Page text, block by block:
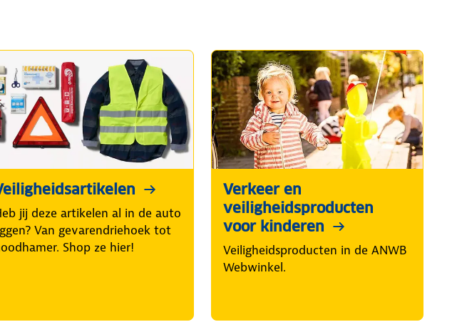
jij deze artikelen al in de auto
Van gevarendriehoek tot
Shop ze hier!
Verkeer en
veiligheidsproducten
voor kinderen
Veiligheidsproducten in de ANWB
Webwinkel.